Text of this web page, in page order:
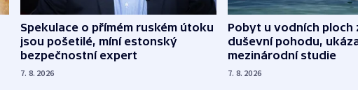
Spekulace o přímém ruském útoku
jsou pošetilé, míní estonský
bezpečnostní expert
7. 8. 2026
Pobyt u vodních ploch
duševní pohodu,
mezinárodní studie
7. 8. 2026